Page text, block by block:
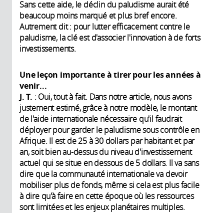
Sans cette aide, le déclin du paludisme aurait été
beaucoup moins marqué et plus bref encore.
Autrement dit : pour lutter efficacement contre le
paludisme, la clé est d'associer l'innovation à de forts
investissements.
Une leçon importante à tirer pour les années à
venir...
J. T. : Oui, tout à fait. Dans notre article, nous avons
justement estimé, grâce à notre modèle, le montant
de l'aide internationale nécessaire qu'il faudrait
déployer pour garder le paludisme sous contrôle en
Afrique. Il est de 25 à 30 dollars par habitant et par
an, soit bien au-dessus du niveau d'investissement
actuel qui se situe en dessous de 5 dollars. Il va sans
dire que la communauté internationale va devoir
mobiliser plus de fonds, même si cela est plus facile
à dire qu'à faire en cette époque où les ressources
sont limitées et les enjeux planétaires multiples.